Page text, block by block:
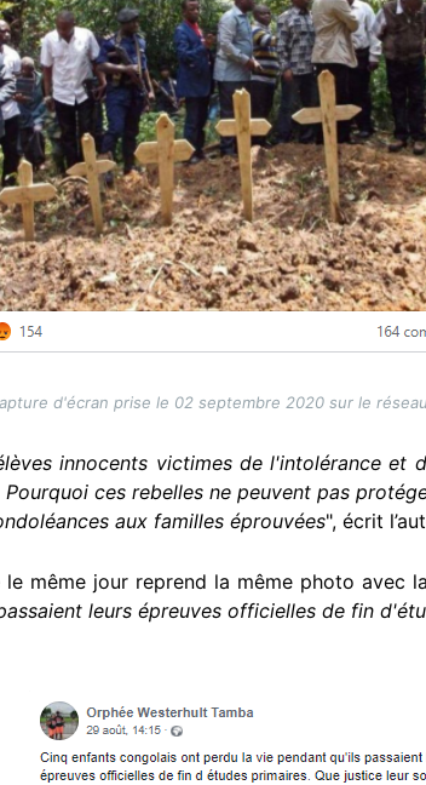
d'écran prise le 02 septembre 2020 sur le
innocents victimes de l'intolérance et
ces rebelles ne peuvent pas
aux familles éprouvées", écrit
le même jour reprend la même photo avec
leurs épreuves officielles de fin